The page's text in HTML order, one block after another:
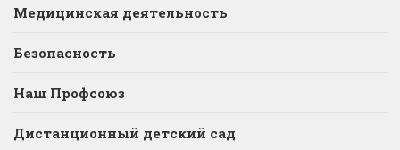
Медицинская деятельность
Безопасность
Наш Профсоюз
Дистанционный детский сад